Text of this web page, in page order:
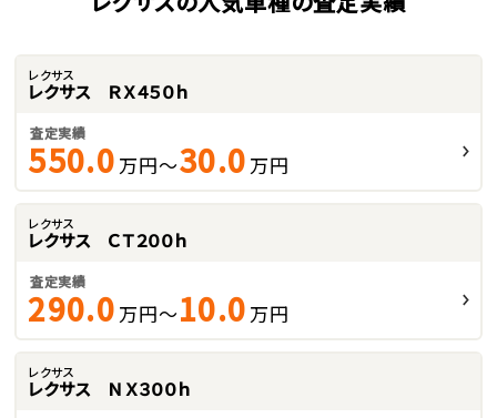
レクサス
レクサス ＲＸ４５０ｈ
査定実績
550.0 万円～30.0 万円
レクサス
レクサス ＣＴ２００ｈ
査定実績
290.0 万円～10.0 万円
レクサス
レクサス ＮＸ３００ｈ